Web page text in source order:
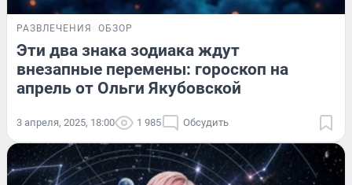
РАЗВЛЕЧЕНИЯ ОБЗОР
Эти два знака зодиака ждут
внезапные перемены: гороскоп на
апрель от Ольги Якубовской
3 апреля, 2025, 18:00 1 985 Обсудить